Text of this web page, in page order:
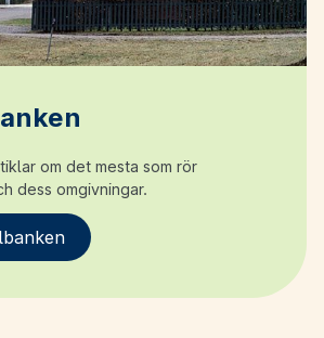
om det mesta som rör
dess omgivningar.